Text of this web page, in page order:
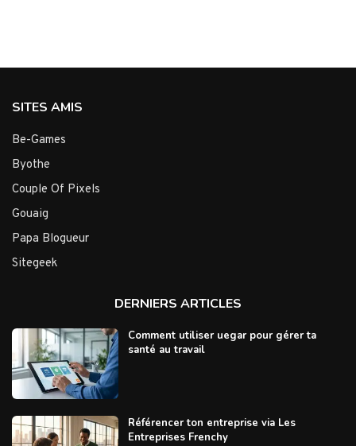
SITES AMIS
Be-Games
Byothe
Couple Of Pixels
Gouaig
Papa Blogueur
Sitegeek
DERNIERS ARTICLES
Comment utiliser uegar pour gérer ta
santé au travail
Référencer ton entreprise via Les
Entreprises Frenchy